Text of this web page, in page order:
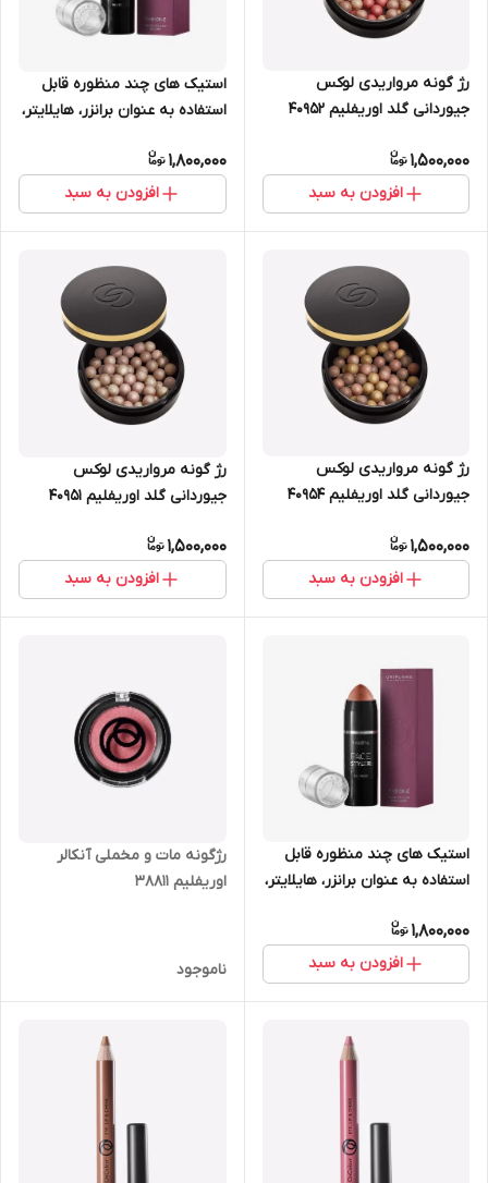
رژ گونه مرواریدی لوکس
جیوردانی گلد اوریفلیم 40952
1,500,000
افزودن به سبد
استیک های چند منظوره قابل
استفاده به عنوان برانزر، هایلایتر،
اوریفلیم 36140
1,800,000
افزودن به سبد
رژ گونه مرواریدی لوکس
جیوردانی گلد اوریفلیم 40954
1,500,000
افزودن به سبد
رژ گونه مرواریدی لوکس
جیوردانی گلد اوریفلیم 40951
1,500,000
افزودن به سبد
استیک های چند منظوره قابل
استفاده به عنوان برانزر، هایلایتر،
اوریفلیم 36141
1,800,000
افزودن به سبد
رژگونه مات و مخملی آنکالر
اوریفلیم 38811
ناموجود